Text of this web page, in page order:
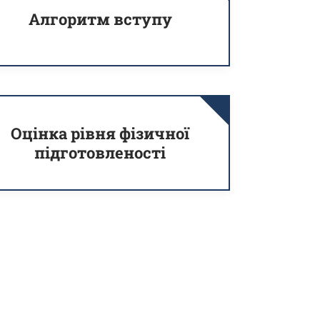
Алгоритм вступу
Оцінка рівня фізичної
підготовленості